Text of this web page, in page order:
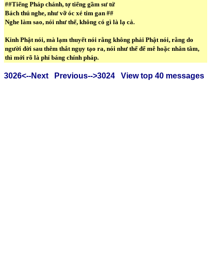
##Tiếng Pháp chánh, tợ tiếng gầm sư tử
Bách thú nghe, như vỡ óc xé tim gan ##
Nghe làm sao, nói như thế, không có gì là lạ cả.
Kinh Phật nói, mà lạm thuyết nói rằng không phải Phật nói, rằng do
người đời sau thêm thắt ngụy tạo ra, nói như thế để mê hoặc nhân tâm,
thì mới rõ là phỉ báng chính pháp.
3026<--Next Previous-->3024 View top 40 messages